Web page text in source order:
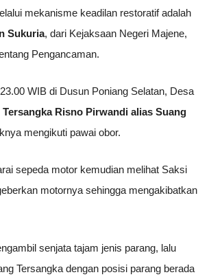
mekanisme keadilan restoratif adalah
Sukuria, dari Kejaksaan Negeri Majene,
Pengancaman.
WIB di Dusun Poniang Selatan, Desa
Tersangka Risno Pirwandi alias Suang
mengikuti pawai obor.
sepeda motor kemudian melihat Saksi
motornya sehingga mengakibatkan
senjata tajam jenis parang, lalu
Tersangka dengan posisi parang berada